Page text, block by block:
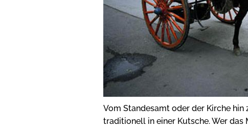
Vom Standesamt oder der Kirche
traditionell in einer Kutsche. Wer